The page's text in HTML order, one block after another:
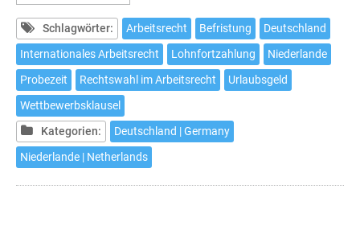
Besonderheiten
des
Arbeitsrechts
in
den
Niederlanden
Schlagwörter: Arbeitsrecht Befristung
Deutschland
Internationales Arbeitsrecht
Lohnfortzahlung
Niederlande
Probezeit
Rechtswahl im Arbeitsrecht
Urlaubsgeld
Wettbewerbsklausel
Kategorien:
Deutschland | Germany
Niederlande | Netherlands